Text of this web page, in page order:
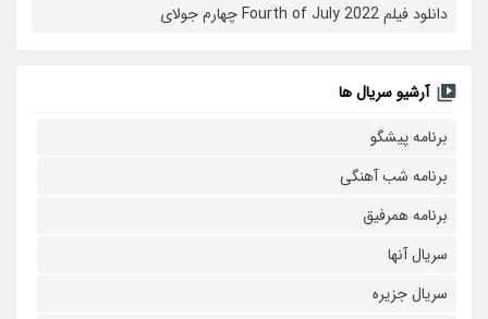
دانلود فیلم Fourth of July 2022 چهارم جولای
آرشیو سریال ها
برنامه پیشگو
برنامه شب آهنگی
برنامه همرفیق
سریال آنها
سریال جزیره